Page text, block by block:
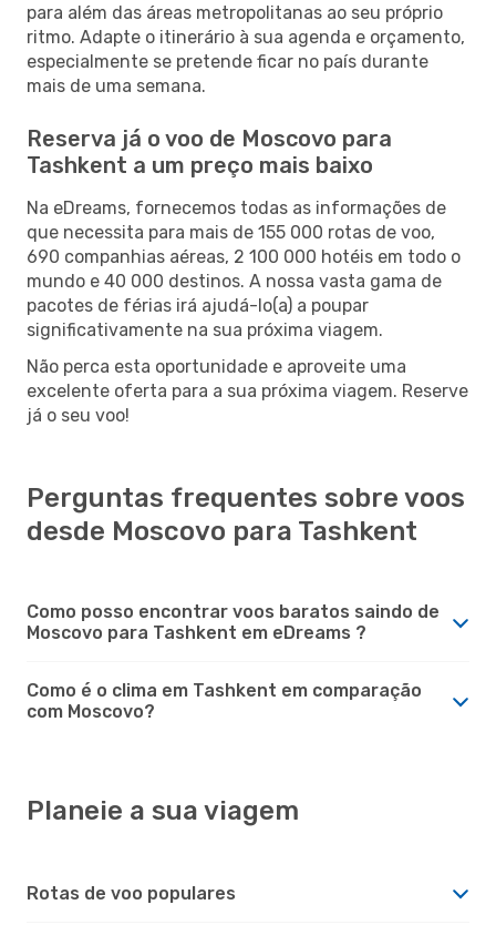
para além das áreas metropolitanas ao seu próprio
ritmo. Adapte o itinerário à sua agenda e orçamento,
especialmente se pretende ficar no país durante
mais de uma semana.
Reserva já o voo de Moscovo para
Tashkent a um preço mais baixo
Na eDreams, fornecemos todas as informações de
que necessita para mais de 155 000 rotas de voo,
690 companhias aéreas, 2 100 000 hotéis em todo o
mundo e 40 000 destinos. A nossa vasta gama de
pacotes de férias irá ajudá-lo(a) a poupar
significativamente na sua próxima viagem.
Não perca esta oportunidade e aproveite uma
excelente oferta para a sua próxima viagem. Reserve
já o seu voo!
Perguntas frequentes sobre voos
desde Moscovo para Tashkent
Como posso encontrar voos baratos saindo de
Moscovo para Tashkent em eDreams ?
Como é o clima em Tashkent em comparação
com Moscovo?
Planeie a sua viagem
Rotas de voo populares